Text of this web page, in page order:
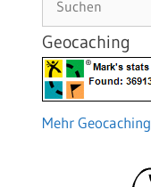
Geocaching
Mehr Geocaching